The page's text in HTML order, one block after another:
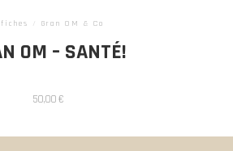
Gran OM & Co
OM – SANTÉ!
50,00€